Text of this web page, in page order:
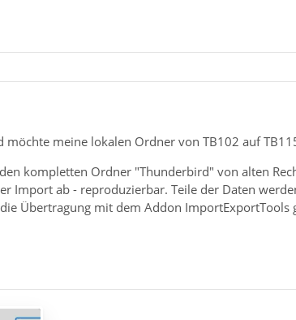
möchte meine lokalen Ordner von TB102 auf
kompletten Ordner "Thunderbird" von alten
Import ab - reproduzierbar. Teile der Daten
Übertragung mit dem Addon